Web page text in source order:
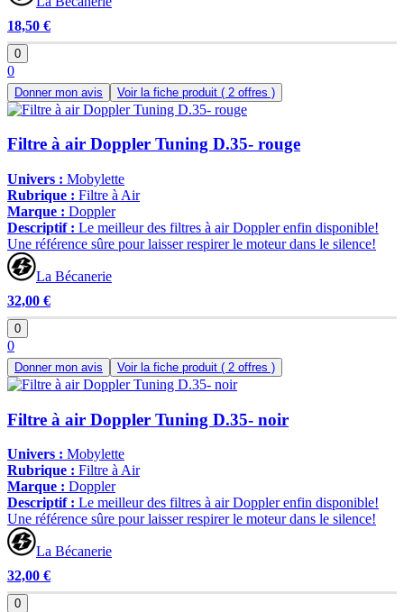
18,50 €
0
0
Donner mon avis Voir la fiche produit ( 2 offres )
Filtre à air Doppler Tuning D.35- rouge
Univers : Mobylette
Rubrique : Filtre à Air
Marque : Doppler
Descriptif : Le meilleur des filtres à air Doppler enfin disponible!
Une référence sûre pour laisser respirer le moteur dans le silence!
La Bécanerie
32,00 €
0
0
Donner mon avis Voir la fiche produit ( 2 offres )
Filtre à air Doppler Tuning D.35- noir
Univers : Mobylette
Rubrique : Filtre à Air
Marque : Doppler
Descriptif : Le meilleur des filtres à air Doppler enfin disponible!
Une référence sûre pour laisser respirer le moteur dans le silence!
La Bécanerie
32,00 €
0